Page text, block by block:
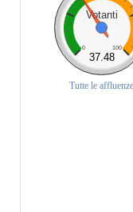
Votanti
0 100
37.48
Tutte le affluenze